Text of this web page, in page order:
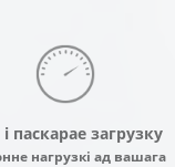
паскарае загрузку
нагрузкі ад вашага